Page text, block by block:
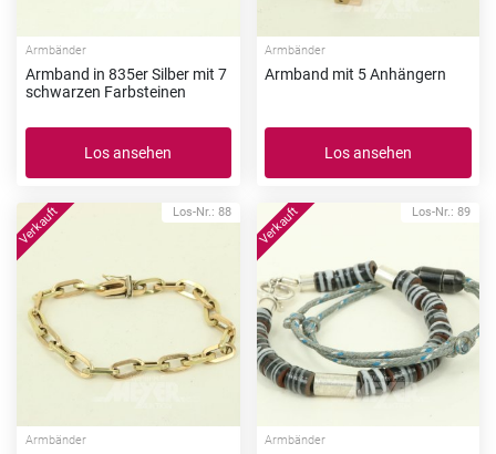
Armbänder
Armband in 835er Silber mit 7
schwarzen Farbsteinen
Los ansehen
Armbänder
Armband mit 5 Anhängern
Los ansehen
Los-Nr.: 88
Armbänder
Los-Nr.: 89
Armbänder